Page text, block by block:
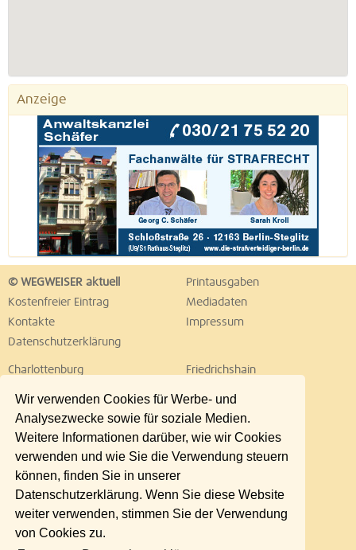
Wir verwenden Cookies für Werbe- und
Analysezwecke sowie für soziale Medien.
Weitere Informationen darüber, wie wir Cookies
verwenden und wie Sie die Verwendung steuern
können, finden Sie in unserer
Datenschutzerklärung. Wenn Sie diese Website
weiter verwenden, stimmen Sie der Verwendung
von Cookies zu.
Anzeige
© WEGWEISER aktuell
Printausgaben
Kostenfreier Eintrag
Mediadaten
Kontakte
Impressum
Datenschutzerklärung
Charlottenburg
Friedrichshain
Lichtenberg
Marzahn
Neukölln
Pankow
Reinickendorf
Schöneberg
Spandau
Steglitz
Tempelhof